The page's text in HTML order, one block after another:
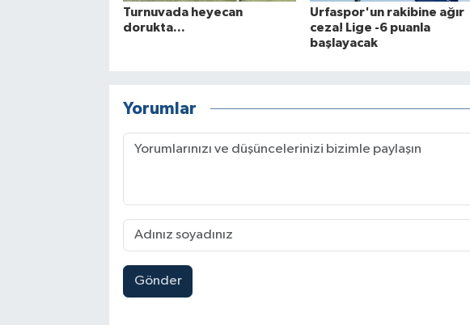
Turnuvada heyecan
dorukta...
Urfaspor'un rakibine ağır
ceza! Lige -6 puanla
başlayacak
Yorumlar
Gönder